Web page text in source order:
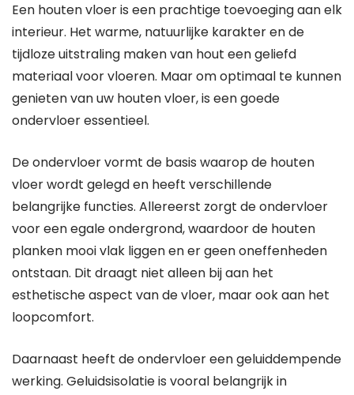
Een houten vloer is een prachtige toevoeging aan elk
interieur. Het warme, natuurlijke karakter en de
tijdloze uitstraling maken van hout een geliefd
materiaal voor vloeren. Maar om optimaal te kunnen
genieten van uw houten vloer, is een goede
ondervloer essentieel.
De ondervloer vormt de basis waarop de houten
vloer wordt gelegd en heeft verschillende
belangrijke functies. Allereerst zorgt de ondervloer
voor een egale ondergrond, waardoor de houten
planken mooi vlak liggen en er geen oneffenheden
ontstaan. Dit draagt niet alleen bij aan het
esthetische aspect van de vloer, maar ook aan het
loopcomfort.
Daarnaast heeft de ondervloer een geluiddempende
werking. Geluidsisolatie is vooral belangrijk in